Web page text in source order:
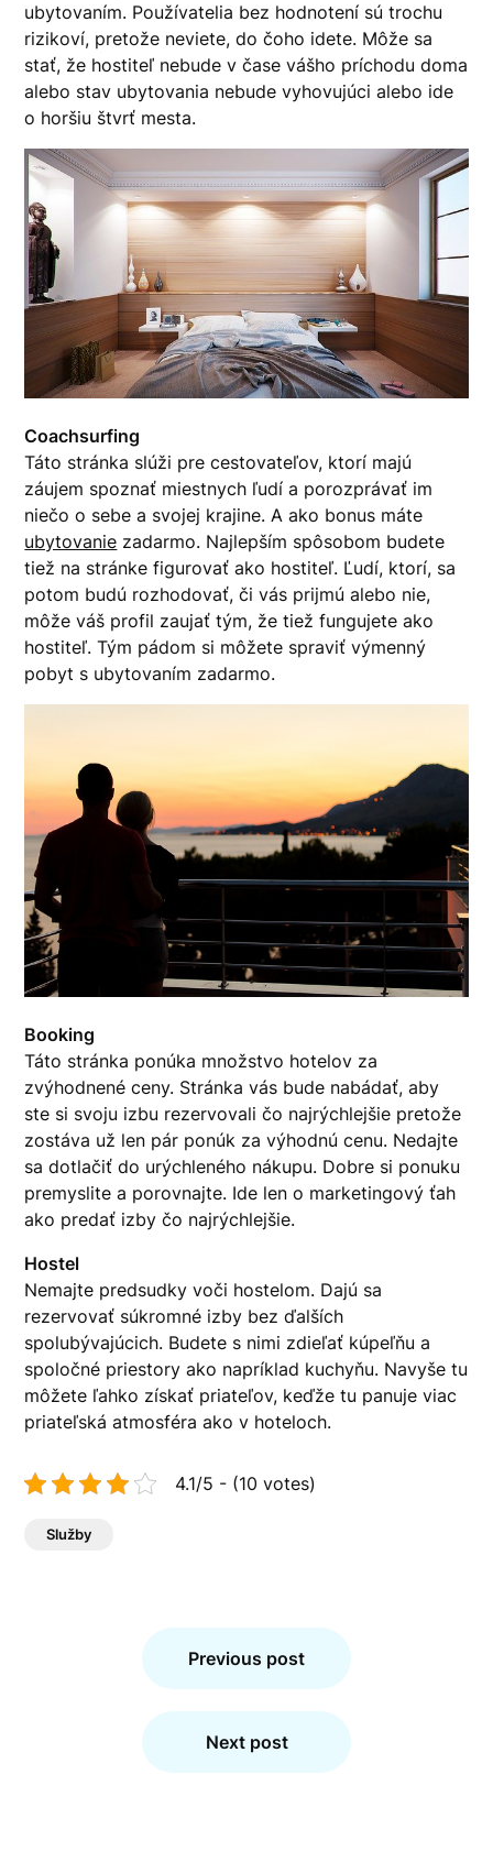
ubytovaním. Používatelia bez hodnotení sú trochu
rizikoví, pretože neviete, do čoho idete. Môže sa
stať, že hostiteľ nebude v čase vášho príchodu doma
alebo stav ubytovania nebude vyhovujúci alebo ide
o horšiu štvrť mesta.
Coachsurfing
Táto stránka slúži pre cestovateľov, ktorí majú
záujem spoznať miestnych ľudí a porozprávať im
niečo o sebe a svojej krajine. A ako bonus máte
ubytovanie zadarmo. Najlepším spôsobom budete
tiež na stránke figurovať ako hostiteľ. Ľudí, ktorí, sa
potom budú rozhodovať, či vás prijmú alebo nie,
môže váš profil zaujať tým, že tiež fungujete ako
hostiteľ. Tým pádom si môžete spraviť výmenný
pobyt s ubytovaním zadarmo.
Booking
Táto stránka ponúka množstvo hotelov za
zvýhodnené ceny. Stránka vás bude nabádať, aby
ste si svoju izbu rezervovali čo najrýchlejšie pretože
zostáva už len pár ponúk za výhodnú cenu. Nedajte
sa dotlačiť do urýchleného nákupu. Dobre si ponuku
premyslite a porovnajte. Ide len o marketingový ťah
ako predať izby čo najrýchlejšie.
Hostel
Nemajte predsudky voči hostelom. Dajú sa
rezervovať súkromné izby bez ďalších
spolubývajúcich. Budete s nimi zdieľať kúpeľňu a
spoločné priestory ako napríklad kuchyňu. Navyše tu
môžete ľahko získať priateľov, keďže tu panuje viac
priateľská atmosféra ako v hoteloch.
4.1/5 - (10 votes)
Služby
Previous post
Next post